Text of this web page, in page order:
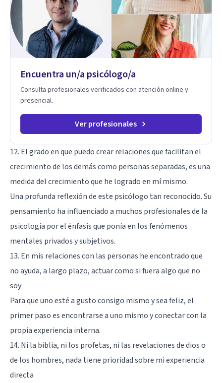
enfermedades crónicas.
Encuentra un/a psicólogo/a
Consulta profesionales verificados con atención online y
presencial.
Ver profesionales
12. El grado en que puedo crear relaciones que facilitan el
crecimiento de los demás como personas separadas, es una
medida del crecimiento que he logrado en mí mismo.
Una profunda reflexión de este psicólogo tan reconocido. Su
pensamiento ha influenciado a muchos profesionales de la
psicología por el énfasis que ponía en los fenómenos
mentales privados y subjetivos.
13. En mis relaciones con las personas he encontrado que
no ayuda, a largo plazo, actuar como si fuera algo que no
soy
Para que uno esté a gusto consigo mismo y sea feliz, el
primer paso es encontrarse a uno mismo y conectar con la
propia experiencia interna.
14. Ni la biblia, ni los profetas, ni las revelaciones de dios o
de los hombres, nada tiene prioridad sobre mi experiencia
directa